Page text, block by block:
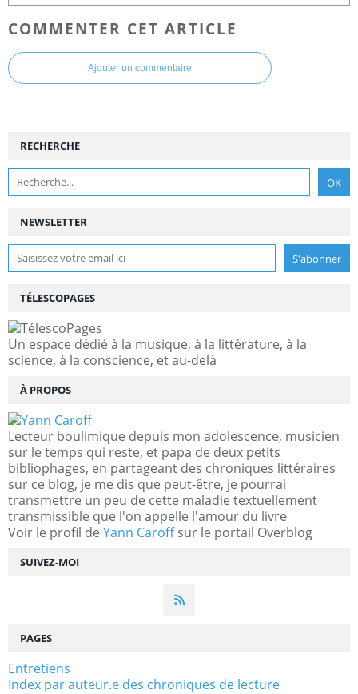
COMMENTER CET ARTICLE
Ajouter un commentaire
NEWSLETTER
SUIVEZ-MOI
RECHERCHE
TÉLESCOPAGES
Un espace dédié à la musique, à la littérature, à la
science, à la conscience, et au-delà
À PROPOS
Lecteur boulimique depuis mon adolescence, musicien
sur le temps qui reste, et papa de deux petits
bibliophages, en partageant des chroniques littéraires
sur ce blog, je me dis que peut-être, je pourrai
transmettre un peu de cette maladie textuellement
transmissible que l'on appelle l'amour du livre
Voir le profil de Yann Caroffsur le portail Overblog
PAGES
Entretiens
Index par auteur.e des chroniques de lecture